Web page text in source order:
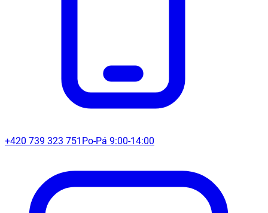
+420 739 323 751 Po-Pá 9:00-14:00